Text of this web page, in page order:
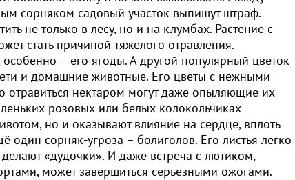
сорняком садовый участок выпишут штраф.
не только в лесу, но и на клумбах. Растение с
стать причиной тяжёлого отравления.
– его ягоды. А другой популярный цветок
и домашние животные. Его цветы с нежными
нектаром могут даже опыляющие их
розовых или белых колокольчиках
но и оказывают влияние на сердце, вплоть
один сорняк-угроза – болиголов. Его листья легко
«дудочки». И даже встреча с лютиком,
может завершиться серьёзными ожогами.